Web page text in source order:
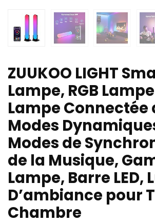
ZUUKOO LIGHT
Lampe, RGB
Lampe Connectée
Modes
Modes de
de la Musique,
Lampe, Barre LED,
D’ambiance pour
Chambre